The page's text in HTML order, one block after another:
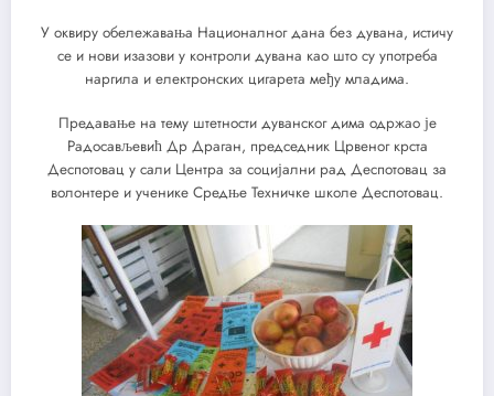
У оквиру обележавања Националног дана без дувана, истичу
се и нови изазови у контроли дувана као што су употреба
наргила и електронских цигарета међу младима.
Предавање на тему штетности дуванског дима одржао је
Радосављевић Др Драган, председник Црвеног крста
Деспотовац у сали Центра за социјални рад Деспотовац за
волонтере и ученике Средње Техничке школе Деспотовац.